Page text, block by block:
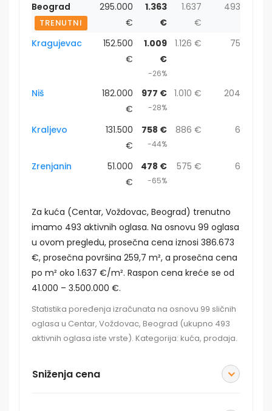
Beograd
TRENUTNI
295.000
€
1.363
€
1.637
€
493
Kragujevac
152.500
€
1.009
€
-26%
1.126 € 75
Niš
182.000
€
977 €
-28%
1.010 € 204
Kraljevo
131.500
€
758 €
-44%
886 € 6
Zrenjanin
51.000
€
478 €
-65%
575 € 6
Za kuća (Centar, Voždovac, Beograd) trenutno
imamo 493 aktivnih oglasa. Na osnovu 99 oglasa
u ovom pregledu, prosečna cena iznosi 386.673
€, prosečna površina 259,7 m², a prosečna cena
po m² oko 1.637 €/m². Raspon cena kreće se od
41.000 – 3.500.000 €.
Statistika poređenja izračunata na osnovu 99 sličnih
oglasa u Centar, Voždovac, Beograd (ukupno 493
aktivnih oglasa iste vrste). Kategorija: kuća, prodaja.
Sniženja cena